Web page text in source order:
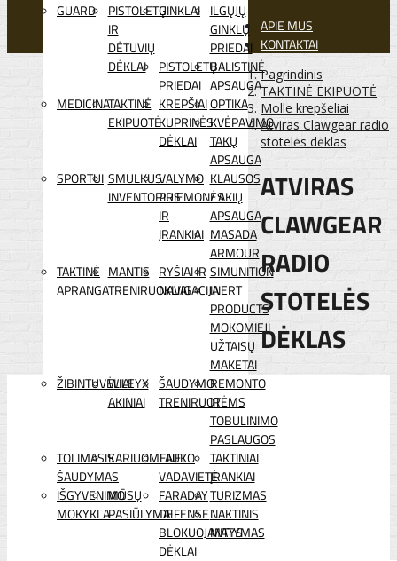
GUARD
PISTOLETŲ
IR
DĖTUVIŲ
DĖKLAI
GINKLAI ILGŲJŲ
GINKLŲ
PRIEDAI
PISTOLETŲ
PRIEDAI
BALISTINĖ
APSAUGA
MEDICINATAKTINĖ
EKIPUOTĖ
KREPŠIAI
KUPRINĖS
DĖKLAI
OPTIKA
KVĖPAVIMO
TAKŲ
APSAUGA
SPORTUI SMULKUS
INVENTORIUS
VALYMO
PRIEMONĖS
IR
ĮRANKIAI
KLAUSOS
/ AKIŲ
APSAUGA
MASADA
ARMOUR
TAKTINĖ
APRANGA
MANTIS
TRENIRUOKLIAI
RYŠIAI IR
NAVIGACIJA
SIMUNITION
INERT
PRODUCTS
MOKOMIEJI
UŽTAISŲ
MAKETAI
ŽIBINTUVĖLIAI
WILEYX
AKINIAI
ŠAUDYMO
TRENIRUOTĖMS
REMONTO
IR
TOBULINIMO
PASLAUGOS
TOLIMASIS
ŠAUDYMAS
KARIUOMENEI
LAUKO
VADAVIETĖ
TAKTINIAI
ĮRANKIAI
IŠGYVENIMO
MOKYKLA
MŪSŲ
PASIŪLYMAI
FARADAY
DEFENSE
BLOKUOJANTYS
DĖKLAI
TURIZMAS
NAKTINIS
MATYMAS
APIE MUS
KONTAKTAI
Pagrindinis
TAKTINĖ EKIPUOTĖ
Molle krepšeliai
Atviras Clawgear radio
stotelės dėklas
ATVIRAS
CLAWGEAR
RADIO
STOTELĖS
DĖKLAS